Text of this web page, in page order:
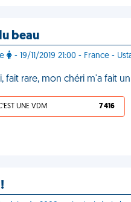
beau
- 19/11/2019 21:00 - France -
fait rare, mon chéri m'a fait
UNE VDM 7 416